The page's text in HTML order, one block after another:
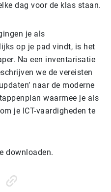
dag voor de klas staan.
je als
op je pad vindt, is het
Na een inventarisatie
we de vereisten
naar de moderne
waarmee je als
je ICT-vaardigheden te
downloaden.